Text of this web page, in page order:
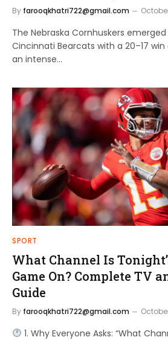
By farooqkhatri722@gmail.com
The Nebraska Cornhuskers
Cincinnati Bearcats with a 20–17 win
an intense…
SPORT
What Channel Is
Game On? Complete TV
Guide
By farooqkhatri722@gmail.com
1. Why Everyone Asks: “What